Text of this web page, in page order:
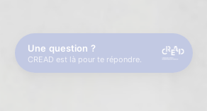
Une question ?
CREAD est là pour te répondre.